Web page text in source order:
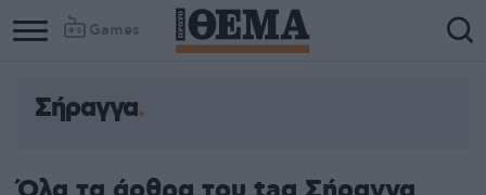
Games
Σήραγγα